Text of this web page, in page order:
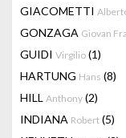
GIACOMETTI
GONZAGA Giovan
GUIDI Virgilio (1)
HARTUNG Hans (8)
HILL Anthony (2)
INDIANA Robert (5)